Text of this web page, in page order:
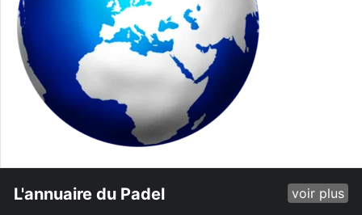
L'annuaire du Padel voir plus